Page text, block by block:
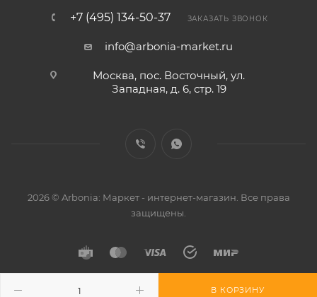
В КОРЗИНУ
+7 (495) 134-50-37 ЗАКАЗАТЬ ЗВОНОК
info@arbonia-market.ru
Москва, пос. Восточный, ул.
Западная, д. 6, стр. 19
2026 © Arbonia: Маркет - интернет-магазин. Все права
защищены.